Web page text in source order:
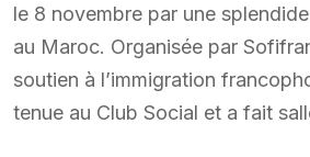
le 8 novembre par une
au Maroc. Organisée par
soutien à l’immigration
tenue au Club Social et a fait